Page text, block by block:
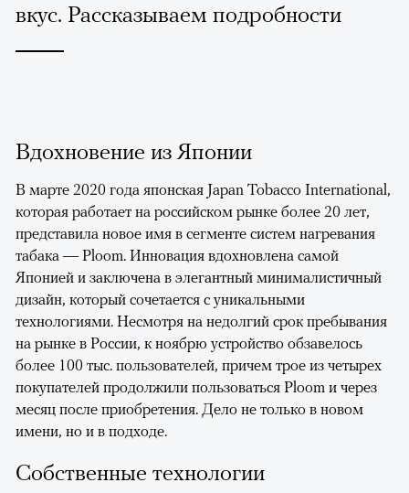
вкус. Рассказываем подробности
Вдохновение из Японии
В марте 2020 года японская Japan Tobacco International,
которая работает на российском рынке более 20 лет,
представила новое имя в сегменте систем нагревания
табака — Ploom. Инновация вдохновлена самой
Японией и заключена в элегантный минималистичный
дизайн, который сочетается с уникальными
технологиями. Несмотря на недолгий срок пребывания
на рынке в России, к ноябрю устройство обзавелось
более 100 тыс. пользователей, причем трое из четырех
покупателей продолжили пользоваться Ploom и через
месяц после приобретения. Дело не только в новом
имени, но и в подходе.
Собственные технологии